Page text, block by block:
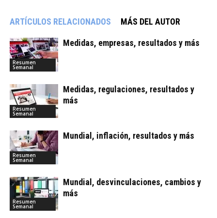
ARTÍCULOS RELACIONADOS MÁS DEL AUTOR
Resumen
Semanal
Medidas, empresas, resultados y más
Resumen
Semanal
Medidas, regulaciones, resultados y
más
Resumen
Semanal
Mundial, inflación, resultados y más
Resumen
Semanal
Mundial, desvinculaciones, cambios y
más